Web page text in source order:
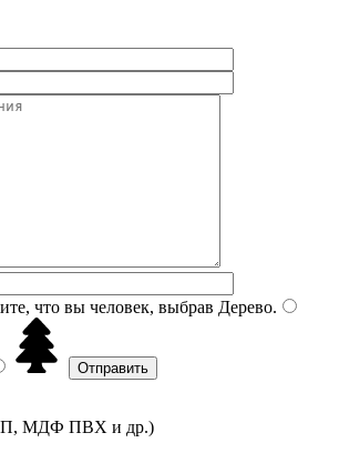
что вы человек, выбрав Дерево.
МДФ ПВХ и др.)